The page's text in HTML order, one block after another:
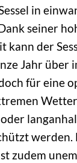
in
seiner
kann der
Jahr über
für eine
zudem